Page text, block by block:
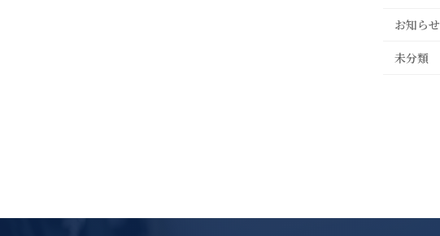
お知らせ
未分類